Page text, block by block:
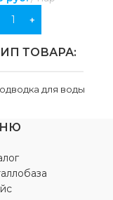
КОРЗИНУ
ТОВАРА
для воды